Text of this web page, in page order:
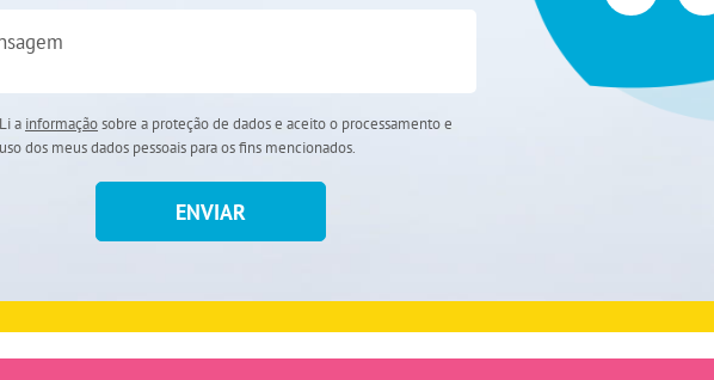
Li a informaçãosobre a proteção de dados e aceito o processamento e
uso dos meus dados pessoais para os fins mencionados.
ENVIAR